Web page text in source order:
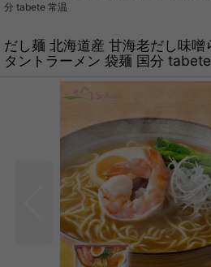
分 tabete 常温
だし麺 北海道産 甘海老だし味噌
タントラーメン 袋麺 国分